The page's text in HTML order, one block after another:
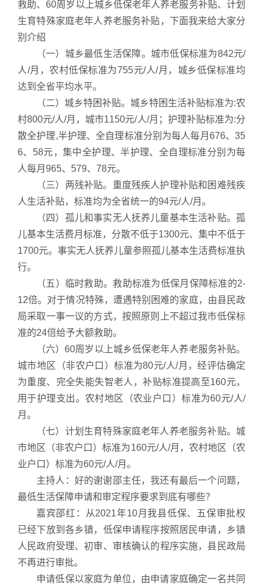
救助、60周岁以上城乡低保老年人养老服务补贴、计划
生育特殊家庭老年人养老服务补贴，下面我来给大家分
别介绍
（一）城乡最低生活保障。城市低保标准为842元/
人/月，农村低保标准为755元/人/月，城乡低保标准均
达到全省平均水平。
（二）城乡特困补贴。城乡特困生活补贴标准为:农
村800元/人/月，城市1150元/人/月；护理补贴标准为:分
散全护理,半护理、全自理标准分别为每人每月676、35
6、58元，集中全护理、半护理、全自理标准分别为每
人每月965、579、78元。
（三）两残补贴。重度残疾人护理补贴和困难残疾
人生活补贴，标准均为全省统一的94元/人/月。
（四）孤儿和事实无人抚养儿童基本生活补贴。孤
儿基本生活费月标准，分散不低于1300元、集中不低于
1700元。事实无人抚养儿童参照孤儿基本生活费标准执
行。
（五）临时救助。救助标准为低保月保障标准的2-
12倍。对于情况特殊，遭遇特别困难的家庭，由县民政
局采取一事一议的方式，按照原则上不超过我市低保标
准的24倍给予大额救助。
（六）60周岁以上城乡低保老年人养老服务补贴。
城市地区（非农户口）标准为80元/人/月，经评估确定
为重度、完全失能失智老人，补贴标准提高至160元，
用于护理支出。农村地区（农业户口）标准为60元/人/
月。
（七）计划生育特殊家庭老年人养老服务补贴。城
市地区（非农户口）标准为160元/人/月，农村地区（农
业户口）标准为60元/人/月。
主持人：好的谢谢邵主任，我还有最后一个问题，
最低生活保障申请和审定程序要求到底有哪些？
嘉宾邵红：从2021年10月我县低保、五保审批权
已经下放到各乡镇，低保申请程序按照居民申请，乡镇
人民政府受理、初审、审核确认的程序实施，县民政局
不再进行审批。
申请低保以家庭为单位，由申请家庭确定一名共同